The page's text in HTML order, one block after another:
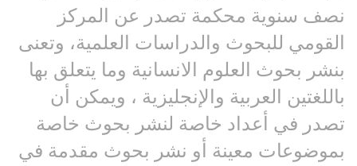
نصف سنوية محكمة تصدر عن المركز
القومي للبحوث والدراسات العلمية، وتعنى
بنشر بحوث العلوم الانسانية وما يتعلق بها
باللغتين العربية والإنجليزية ، ويمكن أن
تصدر في أعداد خاصة لنشر بحوث خاصة
بموضوعات معينة أو نشر بحوث مقدمة في